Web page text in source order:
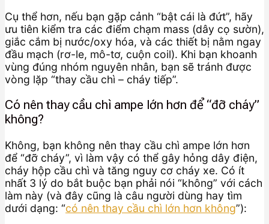
Cụ thể hơn, nếu bạn gặp cảnh “bật cái là đứt”, hãy
ưu tiên kiểm tra các điểm chạm mass (dây cọ sườn),
giắc cắm bị nước/oxy hóa, và các thiết bị nằm ngay
đầu mạch (rơ-le, mô-tơ, cuộn coil). Khi bạn khoanh
vùng đúng nhóm nguyên nhân, bạn sẽ tránh được
vòng lặp “thay cầu chì – cháy tiếp”.
Có nên thay cầu chì ampe lớn hơn để “đỡ cháy”
không?
Không, bạn không nên thay cầu chì ampe lớn hơn
để “đỡ cháy”, vì làm vậy có thể gây hỏng dây điện,
cháy hộp cầu chì và tăng nguy cơ cháy xe. Có ít
nhất 3 lý do bắt buộc bạn phải nói “không” với cách
làm này (và đây cũng là câu người dùng hay tìm
dưới dạng: “có nên thay cầu chì lớn hơn không”):